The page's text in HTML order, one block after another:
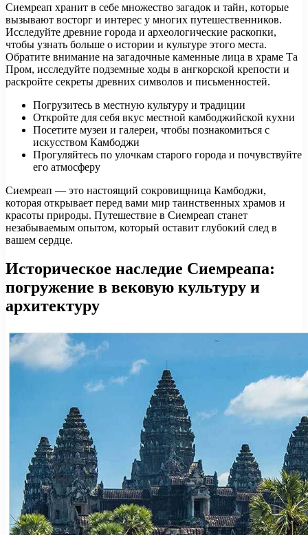
Сиемреап хранит в себе множество загадок и тайн, которые
вызывают восторг и интерес у многих путешественников.
Исследуйте древние города и археологические раскопки,
чтобы узнать больше о истории и культуре этого места.
Обратите внимание на загадочные каменные лица в храме Та
Пром, исследуйте подземные ходы в ангкорской крепости и
раскройте секреты древних символов и письменностей.
Погрузитесь в местную культуру и традиции
Откройте для себя вкус местной камбоджийской кухни
Посетите музеи и галереи, чтобы познакомиться с
искусством Камбоджи
Прогуляйтесь по улочкам старого города и почувствуйте
его атмосферу
Сиемреап — это настоящий сокровищница Камбоджи,
которая открывает перед вами мир таинственных храмов и
красоты природы. Путешествие в Сиемреап станет
незабываемым опытом, который оставит глубокий след в
вашем сердце.
Историческое наследие Сиемреапа:
погружение в вековую культуру и
архитектуру